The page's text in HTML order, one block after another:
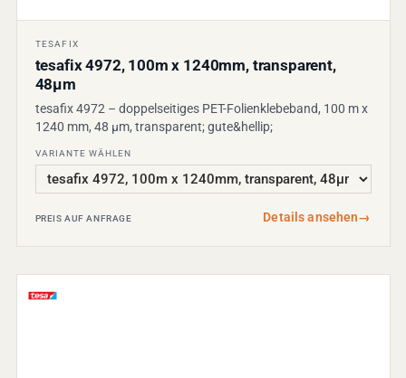
TESAFIX
tesafix 4972, 100m x 1240mm, transparent,
48µm
tesafix 4972 – doppelseitiges PET-Folienklebeband, 100 m x
1240 mm, 48 µm, transparent; gute&hellip;
VARIANTE WÄHLEN
PREIS AUF ANFRAGE Details ansehen→